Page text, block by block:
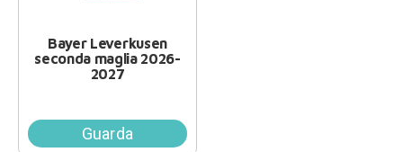
Bayer Leverkusen
seconda maglia 2026-
2027
Guarda